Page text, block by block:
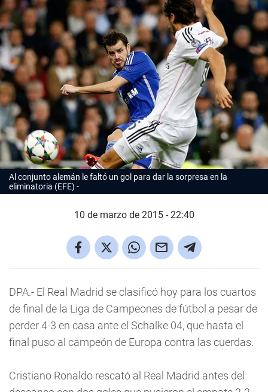
Al conjunto alemán le faltó un gol para dar la sorpresa en la
eliminatoria (EFE)
10 de marzo de 2015 - 22:40
DPA.- El Real Madrid se clasificó hoy para los cuartos
de final de la Liga de Campeones de fútbol a pesar de
perder 4-3 en casa ante el Schalke 04, que hasta el
final puso al campeón de Europa contra las cuerdas.
Cristiano Ronaldo rescató al Real Madrid antes del